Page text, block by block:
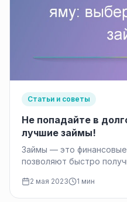
Статьи и советы
Не попадайте в
лучшие займы!
Займы — это
позволяют быстро
2 мая 2023 1 мин